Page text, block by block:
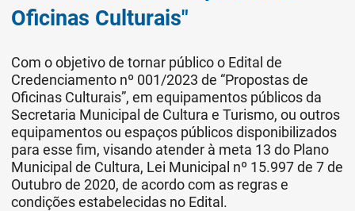
Oficinas Culturais"
Com o objetivo de tornar público o Edital de
Credenciamento nº 001/2023 de “Propostas de
Oficinas Culturais”, em equipamentos públicos da
Secretaria Municipal de Cultura e Turismo, ou outros
equipamentos ou espaços públicos disponibilizados
para esse fim, visando atender à meta 13 do Plano
Municipal de Cultura, Lei Municipal nº 15.997 de 7 de
Outubro de 2020, de acordo com as regras e
condições estabelecidas no Edital.